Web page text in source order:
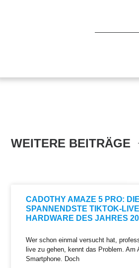
WEITERE BEITRÄGE
CADOTHY AMAZE 5 PRO:
SPANNENDSTE TIKTOK-
HARDWARE DES JAHRES
Wer schon einmal versucht hat,
live zu gehen, kennt das Problem. Am
Smartphone. Doch